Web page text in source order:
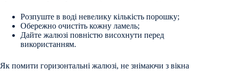
Розпуште в воді невелику кількість порошку;
Обережно очистіть кожну ламель;
Дайте жалюзі повністю висохнути перед
використанням.
Як помити горизонтальні жалюзі, не знімаючи з вікна